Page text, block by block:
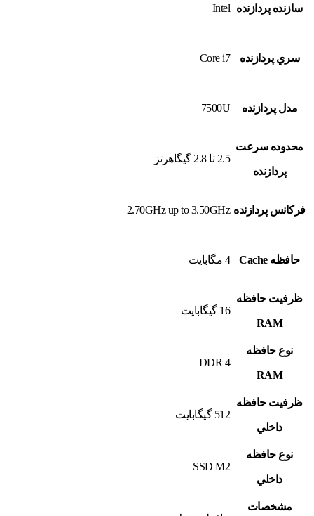
سازنده پردازنده Intel
سري پردازنده Core i7
مدل پردازنده 7500U
محدوده سرعت
پردازنده
2.5 تا 2.8 گيگاهرتز
فرکانس پردازنده 2.70GHz up to 3.50GHz
حافظه Cache 4 مگابايت
ظرفيت حافظه
RAM
16 گيگابايت
نوع حافظه
RAM
DDR 4
ظرفيت حافظه
داخلي
512 گيگابايت
نوع حافظه
داخلي
SSD M2
مشخصات